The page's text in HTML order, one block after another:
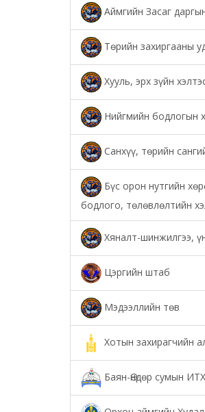
Аймгийн Засаг
Төрийн захиргааны
Хууль, эрх зүйн
Нийгмийн бодлогын
Санхүү, төрийн
Бүс орон нутгийн
бодлого, төлөвлөлтийн
Хяналт-шинжилгээ,
Цэргийн штаб
Мэдээллийн төв
Хотын захирагчийн
Баян-Өндөр сумын ИТХ